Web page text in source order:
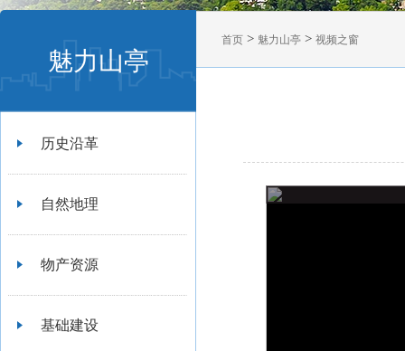
魅力山亭
历史沿革
自然地理
物产资源
基础建设
首页 > 魅力山亭 > 视频之窗